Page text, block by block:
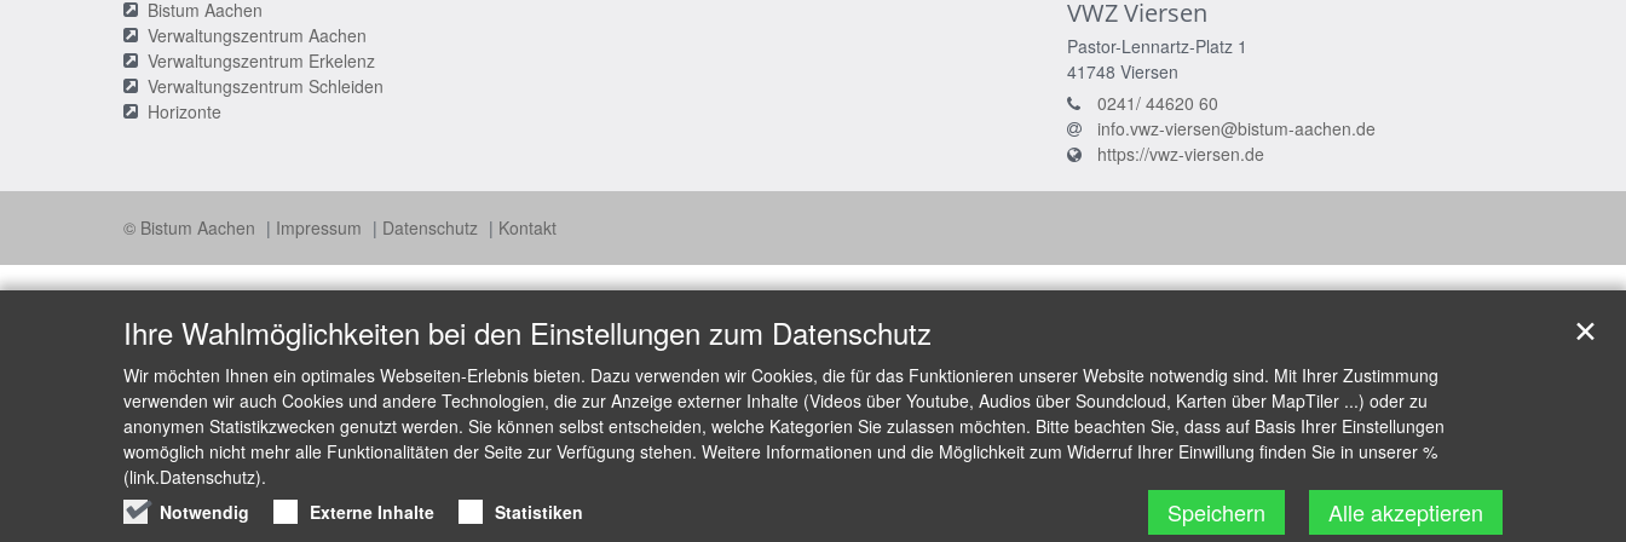
Bistum Aachen
Verwaltungszentrum Aachen
Verwaltungszentrum Erkelenz
Verwaltungszentrum Schleiden
Horizonte
VWZ Viersen
Pastor-Lennartz-Platz 1
41748 Viersen
0241/ 44620 60
info.vwz-viersen@bistum-aachen.de
https://vwz-viersen.de
© Bistum Aachen Impressum Datenschutz Kontakt
Ihre Wahlmöglichkeiten bei den Einstellungen zum Datenschutz
Wir möchten Ihnen ein optimales Webseiten-Erlebnis bieten. Dazu verwenden wir Cookies, die für das Funktionieren unserer Website notwendig sind. Mit Ihrer Zustimmung
verwenden wir auch Cookies und andere Technologien, die zur Anzeige externer Inhalte (Videos über Youtube, Audios über Soundcloud, Karten über MapTiler ...) oder zu
anonymen Statistikzwecken genutzt werden. Sie können selbst entscheiden, welche Kategorien Sie zulassen möchten. Bitte beachten Sie, dass auf Basis Ihrer Einstellungen
womöglich nicht mehr alle Funktionalitäten der Seite zur Verfügung stehen. Weitere Informationen und die Möglichkeit zum Widerruf Ihrer Einwillung finden Sie in unserer %
(link.Datenschutz).
Notwendig
Externe Inhalte Statistiken Speichern Alle akzeptieren
✕